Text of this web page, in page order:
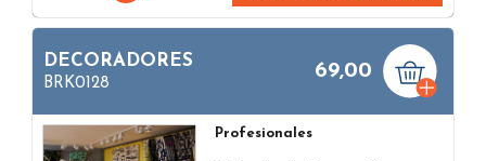
DECORADORES
BRK0128
69,00
Profesionales